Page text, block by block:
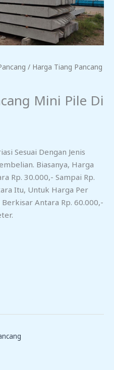
/ Harga Tiang Pancang
Mini Pile Di
Sesuai Dengan Jenis
Biasanya, Harga
Rp. 30.000,- Sampai Rp.
Itu, Untuk Harga Per
Antara Rp. 60.000,-